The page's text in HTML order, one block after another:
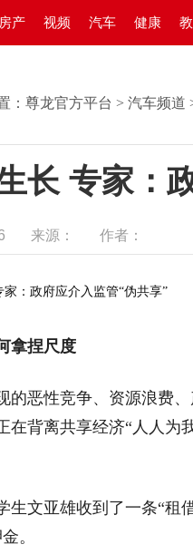
房产 视频 汽车 健康
： 尊龙官方平台 > 汽车频道
长 专家：
来源： 作者：
：政府应介入监管“伪共享”
拿捏尺度
的恶性竞争、资源浪费
背离共享经济“人人为
生文亚雄收到了一条“
。